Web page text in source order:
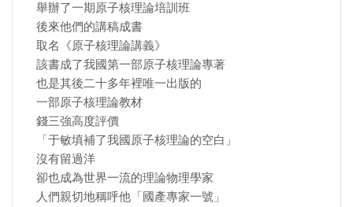
舉辦了一期原子核理論培訓班
後來他們的講稿成書
取名《原子核理論講義》
該書成了我國第一部原子核理論專著
也是其後二十多年裡唯一出版的
一部原子核理論教材
錢三強高度評價
「于敏填補了我國原子核理論的空白」
沒有留過洋
卻也成為世界一流的理論物理學家
人們親切地稱呼他「國產專家一號」